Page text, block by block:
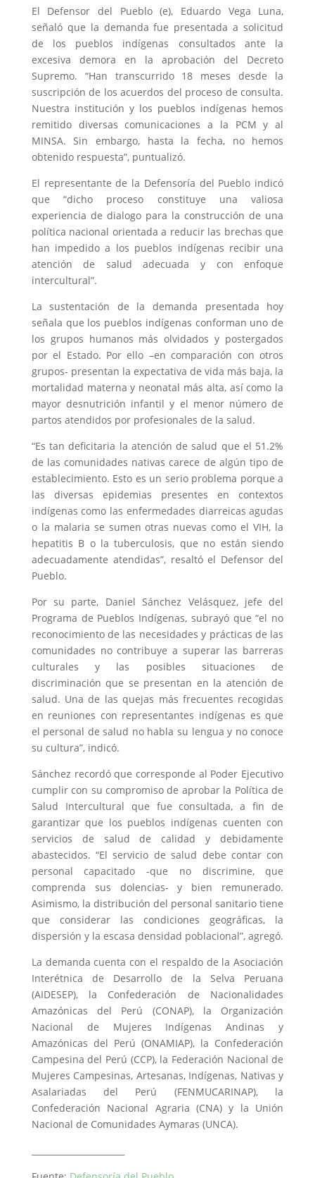
El Defensor del Pueblo (e), Eduardo Vega Luna,
señaló que la demanda fue presentada a solicitud
de los pueblos indígenas consultados ante la
excesiva demora en la aprobación del Decreto
Supremo. “Han transcurrido 18 meses desde la
suscripción de los acuerdos del proceso de consulta.
Nuestra institución y los pueblos indígenas hemos
remitido diversas comunicaciones a la PCM y al
MINSA. Sin embargo, hasta la fecha, no hemos
obtenido respuesta”, puntualizó.
El representante de la Defensoría del Pueblo indicó
que “dicho proceso constituye una valiosa
experiencia de dialogo para la construcción de una
política nacional orientada a reducir las brechas que
han impedido a los pueblos indígenas recibir una
atención de salud adecuada y con enfoque
intercultural”.
La sustentación de la demanda presentada hoy
señala que los pueblos indígenas conforman uno de
los grupos humanos más olvidados y postergados
por el Estado. Por ello –en comparación con otros
grupos- presentan la expectativa de vida más baja, la
mortalidad materna y neonatal más alta, así como la
mayor desnutrición infantil y el menor número de
partos atendidos por profesionales de la salud.
“Es tan deficitaria la atención de salud que el 51.2%
de las comunidades nativas carece de algún tipo de
establecimiento. Esto es un serio problema porque a
las diversas epidemias presentes en contextos
indígenas como las enfermedades diarreicas agudas
o la malaria se sumen otras nuevas como el VIH, la
hepatitis B o la tuberculosis, que no están siendo
adecuadamente atendidas”, resaltó el Defensor del
Pueblo.
Por su parte, Daniel Sánchez Velásquez, jefe del
Programa de Pueblos Indígenas, subrayó que “el no
reconocimiento de las necesidades y prácticas de las
comunidades no contribuye a superar las barreras
culturales y las posibles situaciones de
discriminación que se presentan en la atención de
salud. Una de las quejas más frecuentes recogidas
en reuniones con representantes indígenas es que
el personal de salud no habla su lengua y no conoce
su cultura”, indicó.
Sánchez recordó que corresponde al Poder Ejecutivo
cumplir con su compromiso de aprobar la Política de
Salud Intercultural que fue consultada, a fin de
garantizar que los pueblos indígenas cuenten con
servicios de salud de calidad y debidamente
abastecidos. “El servicio de salud debe contar con
personal capacitado -que no discrimine, que
comprenda sus dolencias- y bien remunerado.
Asimismo, la distribución del personal sanitario tiene
que considerar las condiciones geográficas, la
dispersión y la escasa densidad poblacional”, agregó.
La demanda cuenta con el respaldo de la Asociación
Interétnica de Desarrollo de la Selva Peruana
(AIDESEP), la Confederación de Nacionalidades
Amazónicas del Perú (CONAP), la Organización
Nacional de Mujeres Indígenas Andinas y
Amazónicas del Perú (ONAMIAP), la Confederación
Campesina del Perú (CCP), la Federación Nacional de
Mujeres Campesinas, Artesanas, Indígenas, Nativas y
Asalariadas del Perú (FENMUCARINAP), la
Confederación Nacional Agraria (CNA) y la Unión
Nacional de Comunidades Aymaras (UNCA).